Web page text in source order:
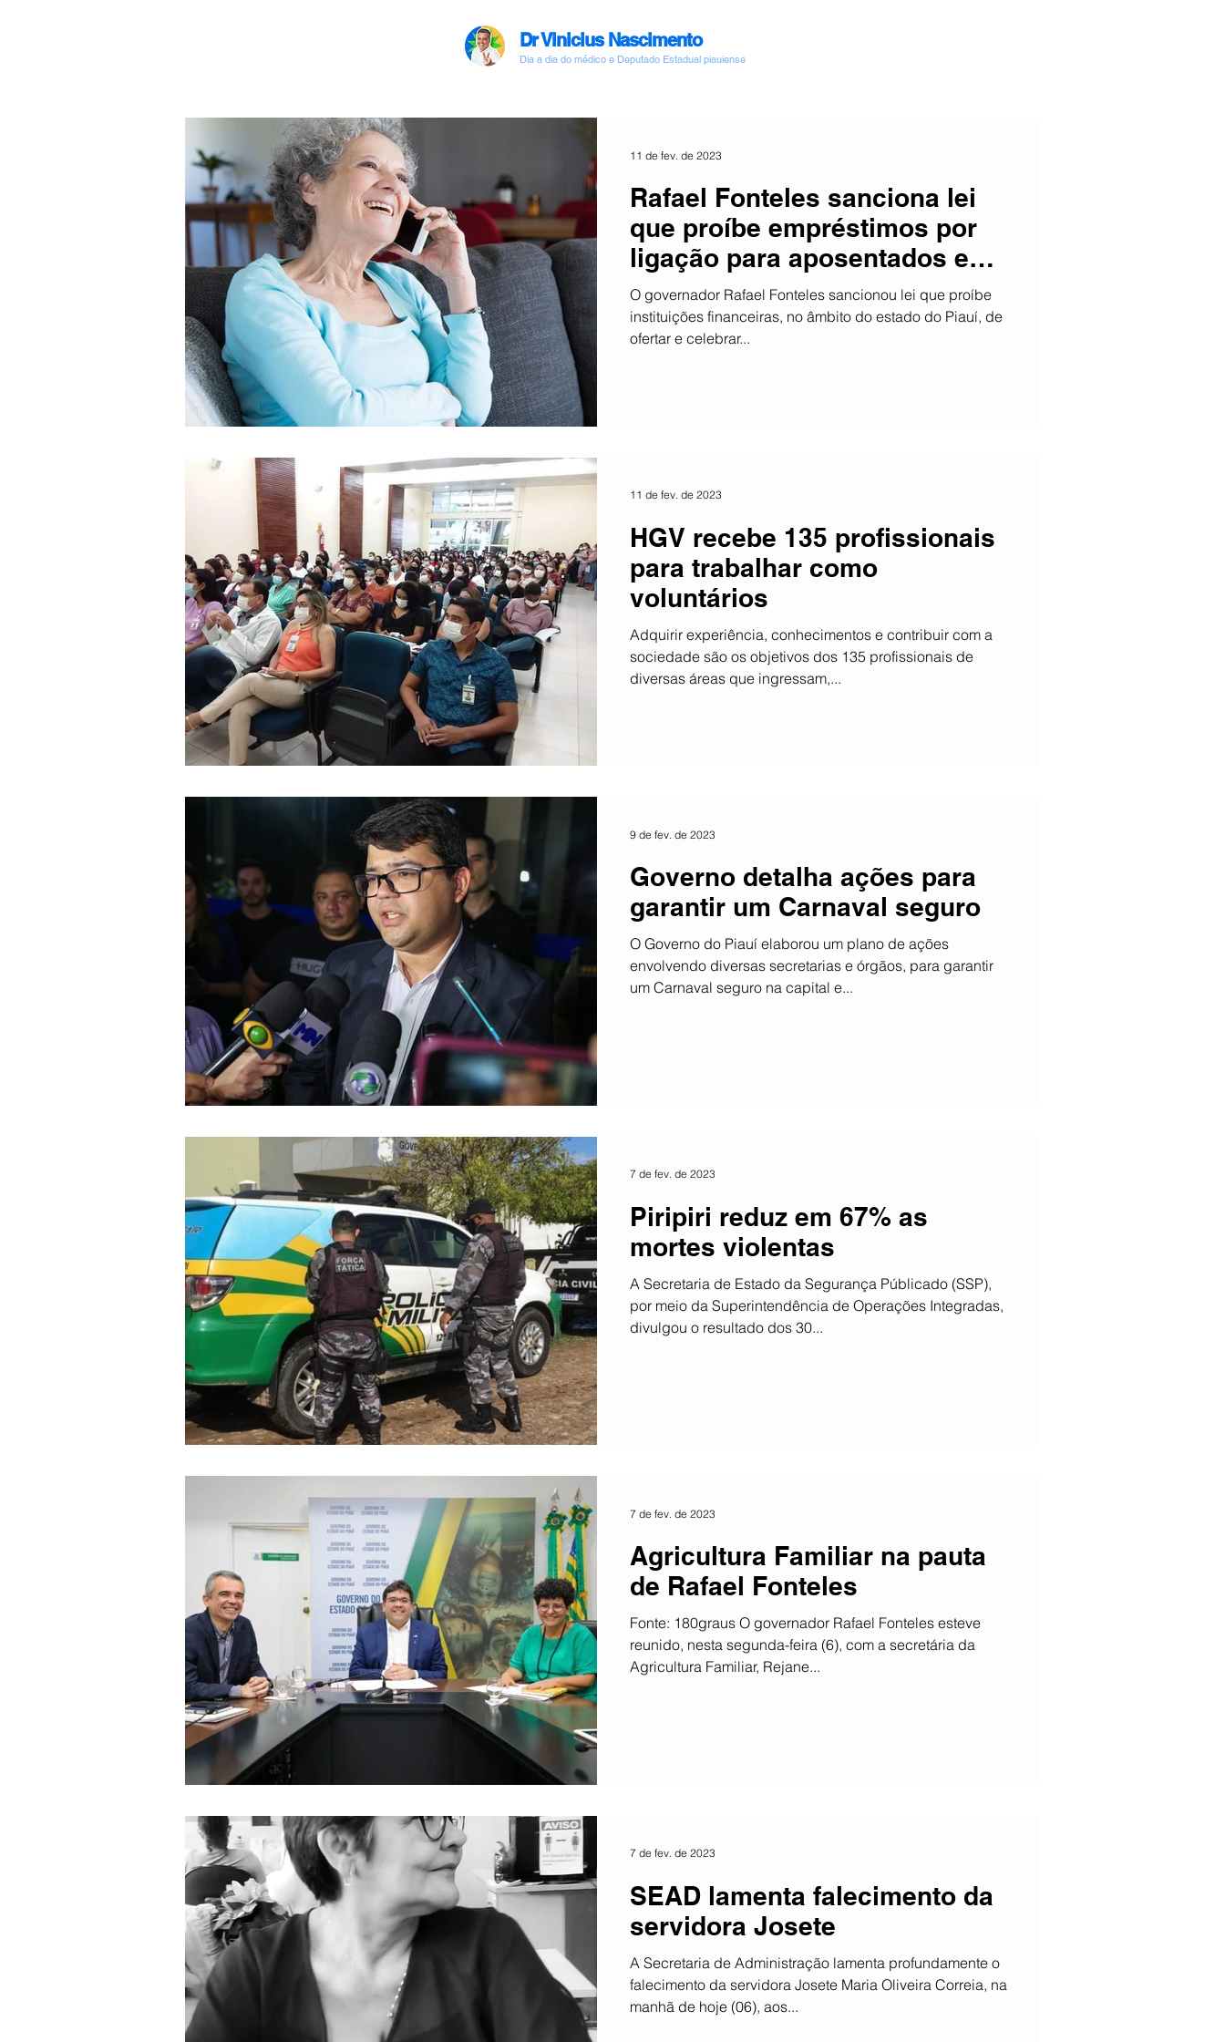
Dr Vinicius Nascimento
Dia a dia do médico e Deputado Estadual piauiense
Rafael Fonteles sanciona lei
que proíbe empréstimos por
ligação para aposentados e
pensionistas
O governador Rafael Fonteles sancionou lei que proíbe
instituições financeiras, no âmbito do estado do Piauí, de
ofertar e celebrar...
11 de fev. de 2023
HGV recebe 135 profissionais
para trabalhar como
voluntários
Adquirir experiência, conhecimentos e contribuir com a
sociedade são os objetivos dos 135 profissionais de
diversas áreas que ingressam,...
11 de fev. de 2023
Governo detalha ações para
garantir um Carnaval seguro
O Governo do Piauí elaborou um plano de ações
envolvendo diversas secretarias e órgãos, para garantir
um Carnaval seguro na capital e...
9 de fev. de 2023
Piripiri reduz em 67% as
mortes violentas
A Secretaria de Estado da Segurança Públicado (SSP),
por meio da Superintendência de Operações Integradas,
divulgou o resultado dos 30...
7 de fev. de 2023
Agricultura Familiar na pauta
de Rafael Fonteles
Fonte: 180graus O governador Rafael Fonteles esteve
reunido, nesta segunda-feira (6), com a secretária da
Agricultura Familiar, Rejane...
7 de fev. de 2023
SEAD lamenta falecimento da
servidora Josete
A Secretaria de Administração lamenta profundamente o
falecimento da servidora Josete Maria Oliveira Correia, na
manhã de hoje (06), aos...
7 de fev. de 2023